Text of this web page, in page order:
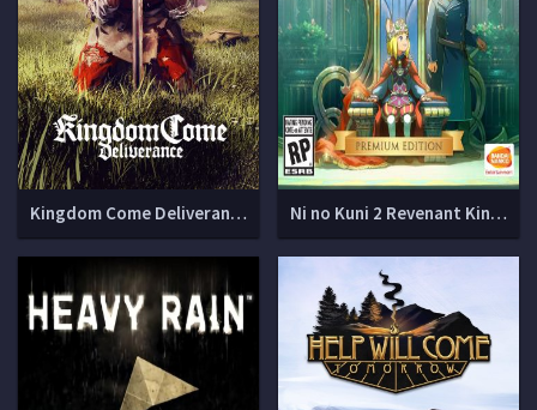
Kingdom Come Deliverance (v 1.9.6-404-504u + DLCs) Ni no Kuni 2 Revenant Kingdom [v 4.00 + 7 DLC]